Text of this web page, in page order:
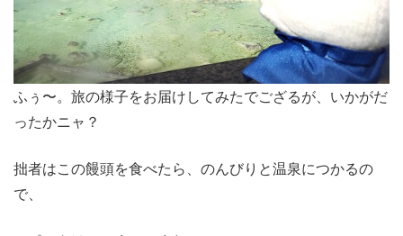
ふぅ〜。旅の様子をお届けしてみたでござるが、いかがだ
ったかニャ？
拙者はこの饅頭を食べたら、のんびりと温泉につかるの
で、